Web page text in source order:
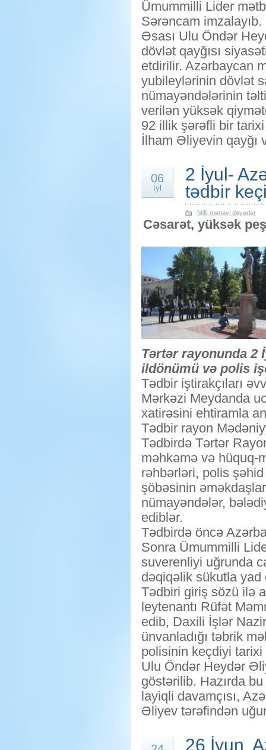
Ümummilli Lider
Sərəncam imzalayıb.
Əsası Ulu Öndər
dövlət qayğısı
etdirilir. Azərbaycan
yubileylərinin dövlət
nümayəndələrinin
verilən yüksək
92 illik şərəfli bir
İlham Əliyevin qayğı
06
İyl
2 İyul-
tədbir
Milli-mənəvi dəyərlər
Cəsarət, yüksək
Tərtər rayonunda 2
ildönümü və polis
Tədbir iştirakçıları
Mərkəzi Meydanda
xatirəsini ehtiramla
Tədbir rayon
Tədbirdə Tərtər
məhkəmə və hüquq-
rəhbərləri, polis
şöbəsinin
nümayəndələr,
ediblər.
Tədbirdə öncə
Sonra Ümummilli
suverenliyi uğrunda
dəqiqəlik sükutla yad
Tədbiri giriş sözü ilə
leytenantı Rüfət
edib, Daxili İşlər
ünvanladığı təbrik
polisinin keçdiyi
Ulu Öndər Heydər
göstərilib. Hazırda
layiqli davamçısı,
Əliyev tərəfindən
26 İyun